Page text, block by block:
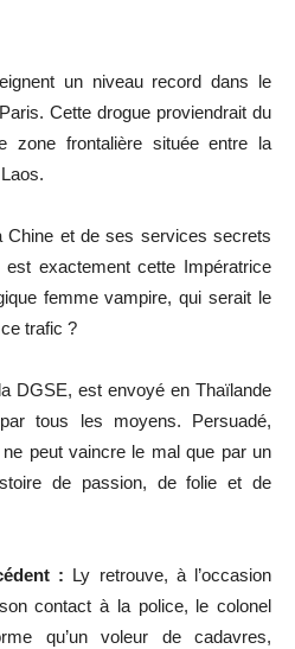
un niveau record dans le
Cette drogue proviendrait du
zone frontalière située entre la
et de ses services secrets
exactement cette Impératrice
femme vampire, qui serait le
trafic ?
DGSE, est envoyé en Thaïlande
tous les moyens. Persuadé,
peut vaincre le mal que par un
de passion, de folie et de
: Ly retrouve, à l’occasion
contact à la police, le colonel
qu’un voleur de cadavres,